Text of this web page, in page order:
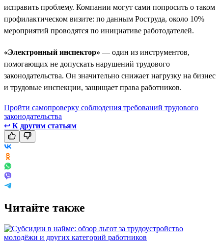
исправить проблему. Компании могут сами попросить о таком
профилактическом визите: по данным Роструда, около 10%
мероприятий проводятся по инициативе работодателей.
«Электронный инспектор» — один из инструментов,
помогающих не допускать нарушений трудового
законодательства. Он значительно снижает нагрузку на бизнес
и трудовые инспекции, защищает права работников.
Пройти самопроверку соблюдения требований трудового
законодательства
↩ К другим статьям
Читайте также